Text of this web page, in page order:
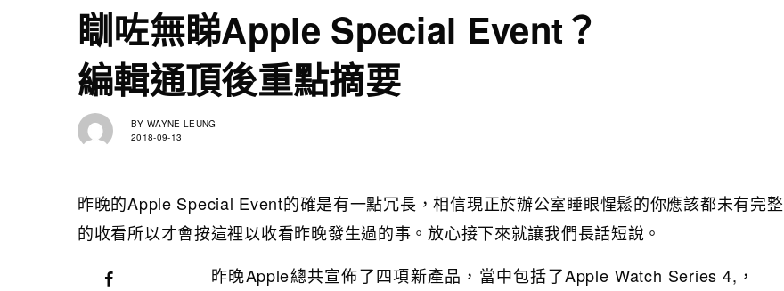
瞓咗無睇Apple Special Event？
編輯通頂後重點摘要
BY WAYNE LEUNG
2018-09-13
昨晚的Apple Special Event的確是有一點冗長，相信現正於辦公室睡眼惺鬆的你應該都未有完整
的收看所以才會按這裡以收看昨晚發生過的事。放心接下來就讓我們長話短說。
昨晚Apple總共宣佈了四項新產品，當中包括了Apple Watch Series 4,，